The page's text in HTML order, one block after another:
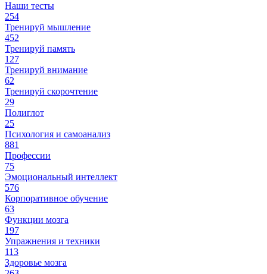
Наши тесты
254
Тренируй мышление
452
Тренируй память
127
Тренируй внимание
62
Тренируй скорочтение
29
Полиглот
25
Психология и самоанализ
881
Профессии
75
Эмоциональный интеллект
576
Корпоративное обучение
63
Функции мозга
197
Упражнения и техники
113
Здоровье мозга